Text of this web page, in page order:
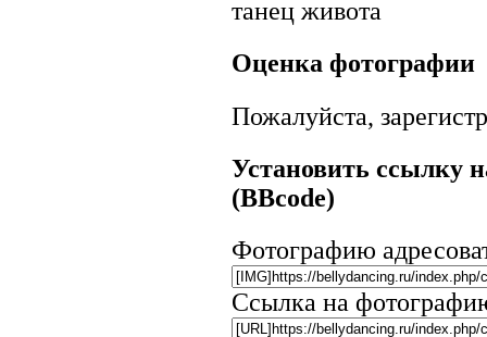
танец живота
Оценка фотографии
Пожалуйста,
Установить ссылку
(BBcode)
Фотографию
Ссылка на